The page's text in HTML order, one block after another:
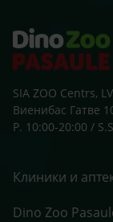
SIA ZOO Centrs,
Виенибас Гатве
P. 10:00-20:00 /
Клиники и
Dino Zoo